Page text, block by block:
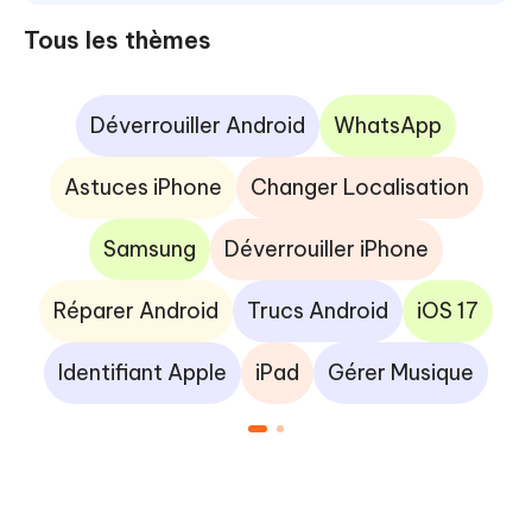
Tous les thèmes
Déverrouiller Android WhatsApp
Astuces iPhone Changer Localisation
Samsung Déverrouiller iPhone
Réparer Android Trucs Android iOS 17
Identifiant Apple iPad Gérer Musique